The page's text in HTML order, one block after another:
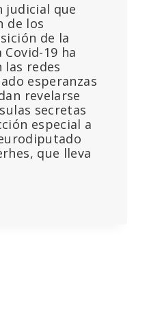
judicial que
de los
de la
19 ha
las redes
esperanzas
revelarse
secretas
especial a
que lleva